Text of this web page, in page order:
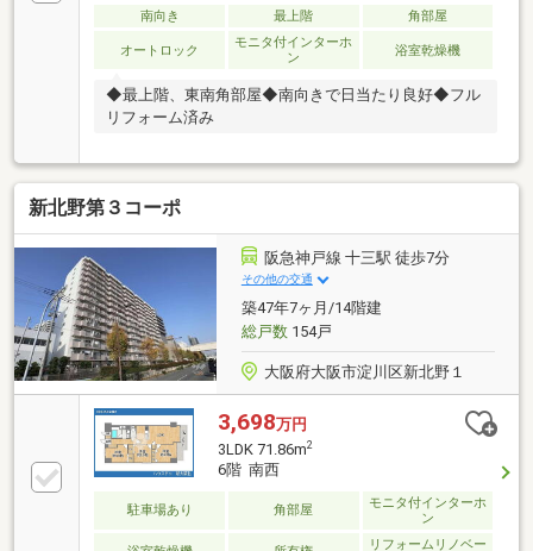
南向き 最上階 角部屋
オートロック
モニタ付インターホ
ン
浴室乾燥機
◆最上階、東南角部屋◆南向きで日当たり良好◆フル
リフォーム済み
新北野第３コーポ
阪急神戸線 十三駅 徒歩7分
その他の交通
築47年7ヶ月/14階建
総戸数154戸
大阪府大阪市淀川区新北野１
3,698万円
3LDK 71.86m2
6階 南西
駐車場あり 角部屋
モニタ付インターホ
ン
リフォームリノベー